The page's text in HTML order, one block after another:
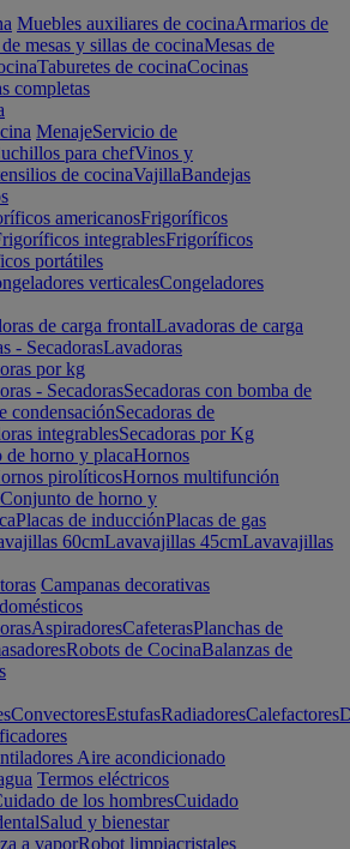
Muebles auxiliares de cocinaArmarios de
mesas y sillas de cocinaMesas de
Taburetes de cocinaCocinas
completas
MenajeServicio de
para chefVinos y
de cocinaVajillaBandejas
americanosFrigoríficos
integrablesFrigoríficos
portátiles
verticalesCongeladores
de carga frontalLavadoras de carga
- SecadorasLavadoras
por kg
- SecadorasSecadoras con bomba de
condensaciónSecadoras de
integrablesSecadoras por Kg
de horno y placaHornos
pirolíticosHornos multifunción
Conjunto de horno y
Placas de inducciónPlacas de gas
60cmLavavajillas 45cmLavavajillas
Campanas decorativas
AspiradoresCafeterasPlanchas de
Robots de CocinaBalanzas de
ConvectoresEstufasRadiadoresCalefactores
Aire acondicionado
Termos eléctricos
de los hombresCuidado
Salud y bienestar
a vaporRobot limpiacristales